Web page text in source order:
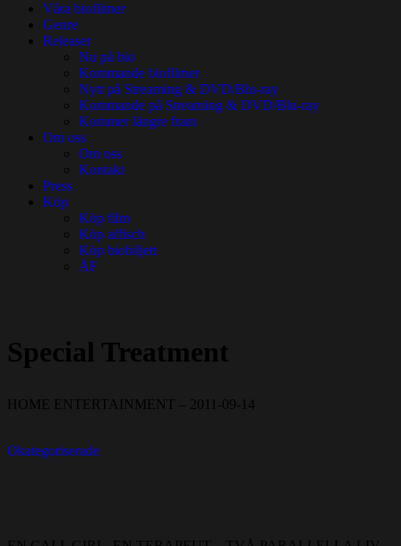
Våra biofilmer
Genre
Releaser
Nu på bio
Kommande biofilmer
Nytt på Streaming & DVD/Blu-ray
Kommande på Streaming & DVD/Blu-ray
Kommer längre fram
Om oss
Om oss
Kontakt
Press
Köp
Köp film
Köp affisch
Köp biobiljett
ÅF
Special Treatment
HOME ENTERTAINMENT – 2011-09-14
Okategoriserade